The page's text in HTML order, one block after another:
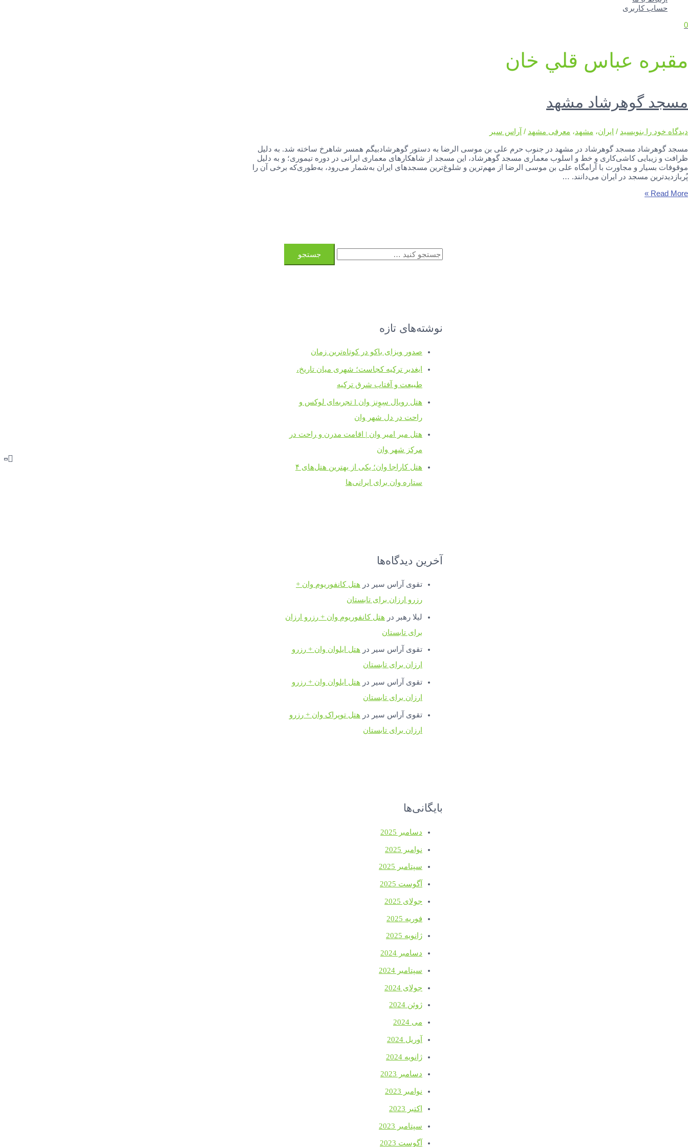
حساب کاربری
0
مقبره عباس قلي خان
مسجد گوهرشاد مشهد
دیدگاه‌ خود را بنویسید / ایران، مشهد، معرفی مشهد / آراس سیر
مسجد گوهرشاد مسجد گوهرشاد در مشهد در جنوب حرم علی بن موسی الرضا به دستور گوهرشادبیگم همسر شاهرخ ساخته شد. به دلیل
ظرافت و زیبایی کاشی‌کاری و خط و اسلوب معماری مسجد گوهرشاد، این مسجد از شاهکارهای معماری ایرانی در دوره تیموری؛ و به دلیل
موقوفات بسیار و مجاورت با آرامگاه علی بن موسی الرضا از مهم‌ترین و شلوغ‌ترین مسجدهای ایران به‌شمار می‌رود، به‌طوری‌که برخی آن را
پُربازدیدترین مسجد در ایران می‌دانند. …
مسجد
Read More »
ج
ی
نوشته‌های تازه
صدور ویزای باکو در کوتاه‌ترین زمان
ایغدیر ترکیه کجاست؛ شهری میان تاریخ،
طبیعت و آفتاب شرق ترکیه
هتل رویال سِوِنز وان l تجربه‌ای لوکس و
راحت در دل شهر وان
هتل میر امیر وان | اقامت مدرن و راحت در
مرکز شهر وان
هتل کاراجا وان؛ یکی از بهترین هتل‌های ۴
ستاره وان برای ایرانی‌ها
آخرین دیدگاه‌ها
تقوی آراس سیر در هتل کانفوریوم وان +
رزرو ارزان برای تابستان
لیلا رهبر در هتل کانفوریوم وان + رزرو ارزان
برای تابستان
تقوی آراس سیر در هتل ایلوان وان + رزرو
ارزان برای تابستان
تقوی آراس سیر در هتل ایلوان وان + رزرو
ارزان برای تابستان
تقوی آراس سیر در هتل توپراک وان + رزرو
ارزان برای تابستان
بایگانی‌ها
دسامبر 2025
نوامبر 2025
سپتامبر 2025
آگوست 2025
جولای 2025
فوریه 2025
ژانویه 2025
دسامبر 2024
سپتامبر 2024
جولای 2024
ژوئن 2024
می 2024
آوریل 2024
ژانویه 2024
دسامبر 2023
نوامبر 2023
اکتبر 2023
سپتامبر 2023
آگوست 2023